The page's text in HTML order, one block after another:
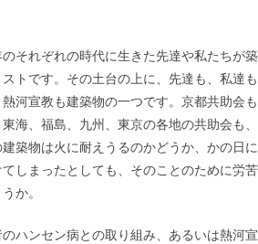
それぞれの時代に生きた先達や私たちが
トです。その土台の上に、先達も、私達
河宣教も建築物の一つです。京都共助会
海、福島、九州、東京の各地の共助会も
築物は火に耐えうるのかどうか、かの日
しまったとしても、そのことのために労
か。
ハンセン病との取り組み、あるいは熱河宣